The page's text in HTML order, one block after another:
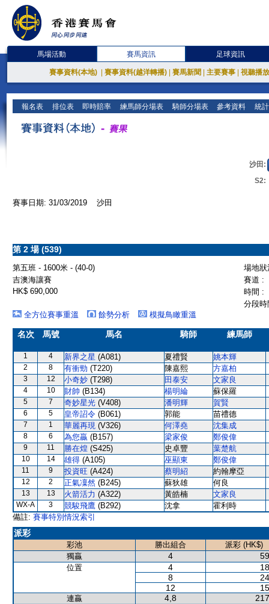
馬場活動 賽馬資訊 足球資訊
賽事資料(本地) 賽事資料(越洋轉播) 賽馬新聞 主要賽事 視聽播
報名表 排位表 即時賠率 練馬師分場表 騎師分場表 參考資料 統
沙田:
S2:
賽事日期: 31/03/2019 沙田
第 2 場 (539)
第五班 - 1600米 - (40-0)
場地
吉澳海讓賽
賽道 :
HK$ 690,000
時間 :
分段
全方位賽事重溫
餘勢分析 模擬鳥瞰重溫
名次 馬號 馬名 騎師 練馬師
1 4 新界之星 (A081) 夏禮賢 姚本輝
2 8 有衝勁 (T220) 陳嘉熙 方嘉柏
3 12 小奇妙 (T298) 田泰安 文家良
4 10 財帥 (B134) 楊明綸 蘇保羅
5 7 奇妙星光 (V408) 潘明輝 賀賢
6 5 皇帝詔令 (B061) 郭能 苗禮德
7 1 華麗再現 (V326) 何澤堯 沈集成
8 6 為您贏 (B157) 梁家俊 鄭俊偉
9 11 勝在煌 (S425) 史卓豐 葉楚航
10 14 雄得 (A105) 巫顯東 鄭俊偉
11 9 投資旺 (A424) 蔡明紹 約翰摩亞
12 2 正氣凜然 (B245) 蘇狄雄 何良
13 13 火箭活力 (A322) 黃皓楠 文家良
WX-A 3 競駿飛鷹 (B292) 沈拿
霍利時
備註: 賽事特別情況索引
派彩
彩池 勝出組合
派彩 (HK$)
獨贏
4
位置 4
8
12
連贏 4,8